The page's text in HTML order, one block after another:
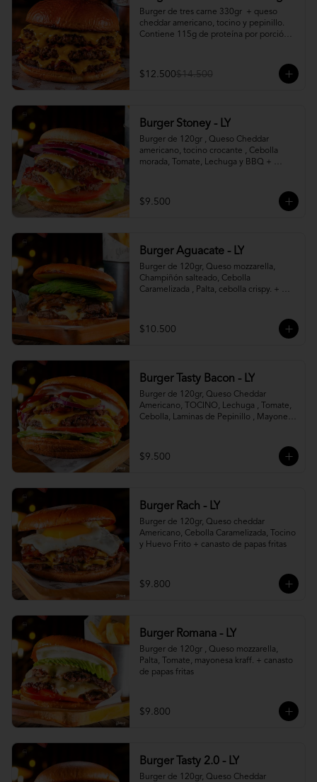
Burger de tres carne 330gr  + queso
cheddar americano, tocino y pepinillo.
Contiene 115g de proteína por porción.
$12.500$14.500
Burger Stoney - LY
Burger de 120gr , Queso Cheddar
americano, tocino crocante , Cebolla
morada, Tomate, Lechuga y BBQ +
$9.500
Burger Aguacate - LY
Burger de 120gr, Queso mozzarella,
Champiñón salteado, Cebolla
Caramelizada , Palta, cebolla crispy. +
$10.500
Burger Tasty Bacon - LY
Burger de 120gr, Queso Cheddar
Americano, TOCINO, Lechuga , Tomate,
Cebolla, Laminas de Pepinillo , Mayonesa
$9.500
Burger Rach - LY
Burger de 120gr, Queso cheddar
Americano, Cebolla Caramelizada, Tocino
y Huevo Frito + canasto de papas fritas
$9.800
Burger Romana - LY
Burger de 120gr , Queso mozzarella,
Palta, Tomate, mayonesa kraff. + canasto
de papas fritas
$9.800
Burger Tasty 2.0 - LY
Burger de 120gr, Queso Cheddar